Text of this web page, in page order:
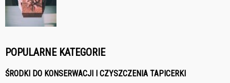
POPULARNE KATEGORIE
ŚRODKI DO KONSERWACJI I CZYSZCZENIA TAPICERKI